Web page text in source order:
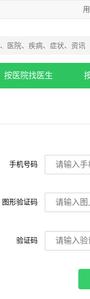
按医院找医生
手机号码
图形验证码
验证码